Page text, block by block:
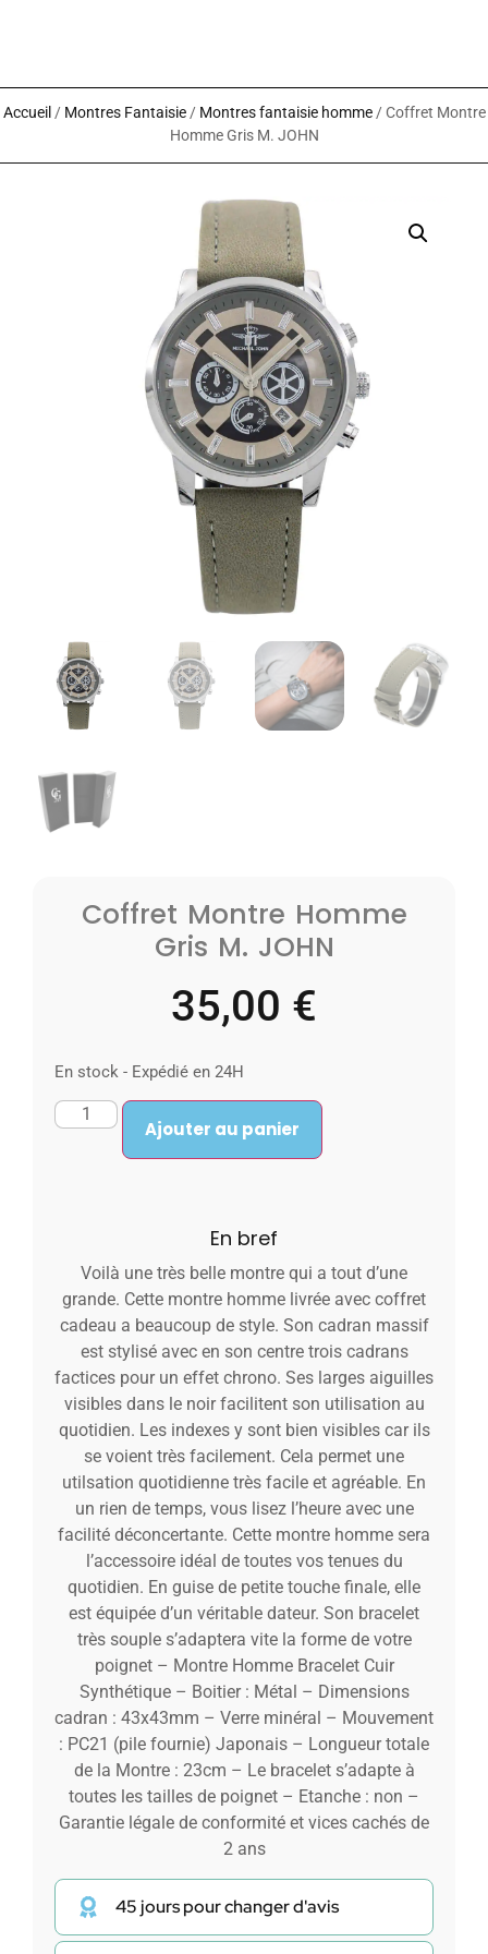
Accueil/ Montres Fantaisie/ Montres fantaisie homme/ Coffret Montre
Homme Gris M. JOHN
Coffret Montre Homme
Gris M. JOHN
35,00 €
En stock - Expédié en 24H
Ajouter au panier
En bref
Voilà une très belle montre qui a tout d’une
grande. Cette montre homme livrée avec coffret
cadeau a beaucoup de style. Son cadran massif
est stylisé avec en son centre trois cadrans
factices pour un effet chrono. Ses larges aiguilles
visibles dans le noir facilitent son utilisation au
quotidien. Les indexes y sont bien visibles car ils
se voient très facilement. Cela permet une
utilsation quotidienne très facile et agréable. En
un rien de temps, vous lisez l’heure avec une
facilité déconcertante. Cette montre homme sera
l’accessoire idéal de toutes vos tenues du
quotidien. En guise de petite touche finale, elle
est équipée d’un véritable dateur. Son bracelet
très souple s’adaptera vite la forme de votre
poignet – Montre Homme Bracelet Cuir
Synthétique – Boitier : Métal – Dimensions
cadran : 43x43mm – Verre minéral – Mouvement
: PC21 (pile fournie) Japonais – Longueur totale
de la Montre : 23cm – Le bracelet s’adapte à
toutes les tailles de poignet – Etanche : non –
Garantie légale de conformité et vices cachés de
2 ans
45 jours pour changer d'avis